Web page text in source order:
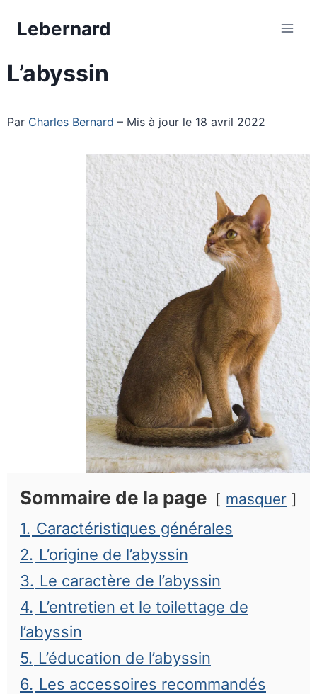
Lebernard
L’abyssin
Par Charles Bernard – Mis à jour le 18 avril 2022
Sommaire de la page masquer
1. Caractéristiques générales
2. L’origine de l’abyssin
3. Le caractère de l’abyssin
4. L’entretien et le toilettage de
l’abyssin
5. L’éducation de l’abyssin
6. Les accessoires recommandés